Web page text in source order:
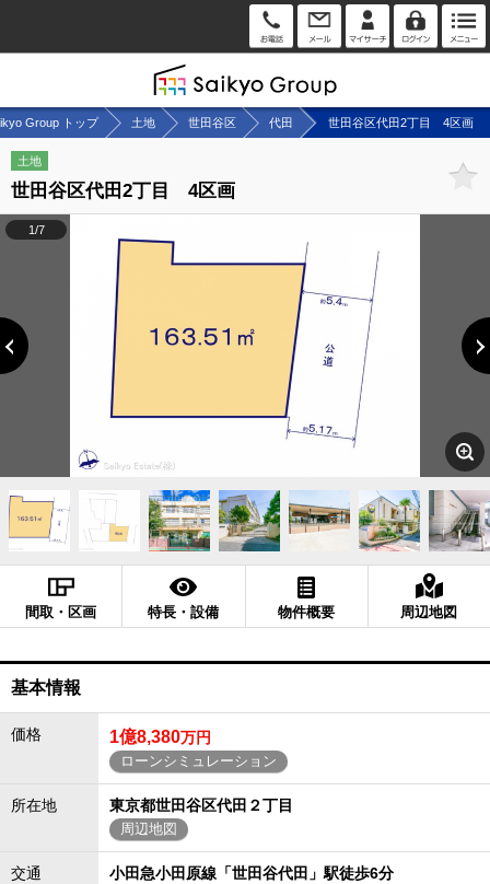
Group トップ 土地 世田谷区 代田 世田谷区代田2丁目 4区画
土地
世田谷区代田2丁目 4区画
1/7
間取・区画 特長・設備 物件概要 周辺地図
基本情報
価格 1億8,380万円
ローンシミュレーション
所在地 東京都世田谷区代田２丁目
周辺地図
交通
小田急小田原線「世田谷代田」駅徒歩6分